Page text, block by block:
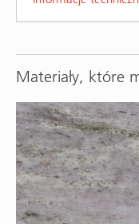
Materiały, które